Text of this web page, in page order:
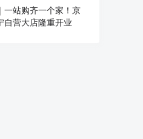
一站购齐一个家！京
自营大店隆重开业